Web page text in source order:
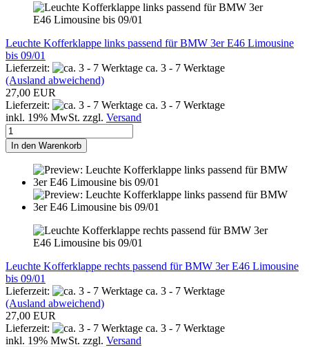
Leuchte Kofferklappe links passend für BMW 3er E46 Limousine
bis 09/01
Lieferzeit:
ca. 3 - 7 Werktage
(Ausland abweichend)
27,00 EUR
Lieferzeit:
ca. 3 - 7 Werktage
inkl. 19% MwSt. zzgl. Versand
In den Warenkorb
Leuchte Kofferklappe rechts passend für BMW 3er E46 Limousine
bis 09/01
Lieferzeit:
ca. 3 - 7 Werktage
(Ausland abweichend)
27,00 EUR
Lieferzeit:
ca. 3 - 7 Werktage
inkl. 19% MwSt. zzgl. Versand